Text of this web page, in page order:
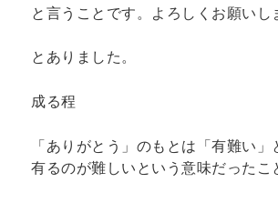
と言うことです。よろしくお願いし
とありました。
成る程
「ありがとう」のもとは「有難い」
有るのが難しいという意味だったこ